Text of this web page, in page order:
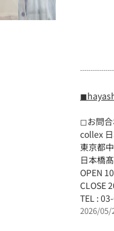
◻︎お問合
collex
東京都
日本橋
OPEN
CLOSE
TEL :
2026/05/